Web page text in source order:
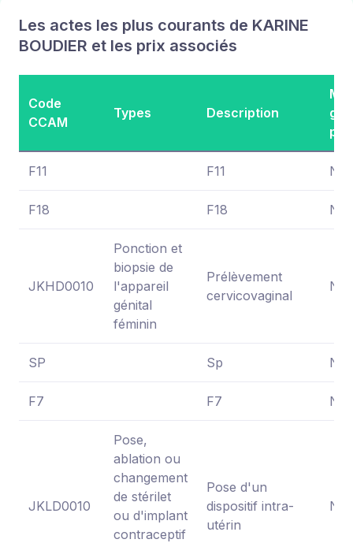
Les actes les plus courants de KARINE
BOUDIER et les prix associés
Code
CCAM
Types Description
F11 F11 NC
F18 F18 NC
JKHD0010
Ponction et
biopsie de
l'appareil
génital
féminin
Prélèvement
cervicovaginal
NC
SP Sp NC
F7 F7 NC
JKLD0010
Pose,
ablation ou
changement
de stérilet
ou d'implant
contraceptif
Pose d'un
dispositif intra-
utérin
NC